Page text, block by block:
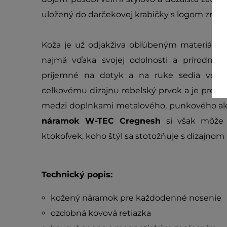
uložený do darčekovej krabičky s logom
Koža je už odjakživa obľúbeným
najmä vďaka svojej odolnosti a
príjemné na dotyk a na ruke sedia veľmi
celkovému dizajnu rebelský prvok a je preto
medzi doplnkami metalového, punkového
náramok W-TEC Cregnesh si však môže
ktokoľvek, koho štýl sa stotožňuje s dizajnom
Technický popis:
kožený náramok pre každodenné nosenie
ozdobná kovová retiazka